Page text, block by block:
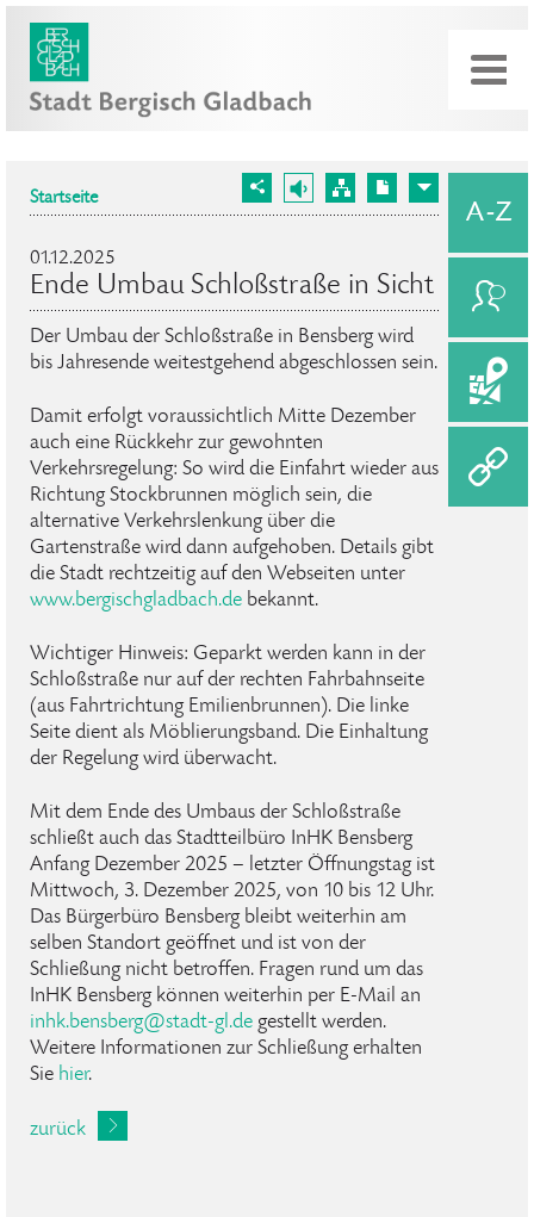
Startseite
01.12.2025
Ende Umbau Schloßstraße in Sicht
Der Umbau der Schloßstraße in Bensberg wird
bis Jahresende weitestgehend abgeschlossen sein.
Damit erfolgt voraussichtlich Mitte Dezember
auch eine Rückkehr zur gewohnten
Verkehrsregelung: So wird die Einfahrt wieder aus
Richtung Stockbrunnen möglich sein, die
alternative Verkehrslenkung über die
Gartenstraße wird dann aufgehoben. Details gibt
die Stadt rechtzeitig auf den Webseiten unter
www.bergischgladbach.de bekannt.
Wichtiger Hinweis: Geparkt werden kann in der
Schloßstraße nur auf der rechten Fahrbahnseite
(aus Fahrtrichtung Emilienbrunnen). Die linke
Seite dient als Möblierungsband. Die Einhaltung
der Regelung wird überwacht.
Mit dem Ende des Umbaus der Schloßstraße
schließt auch das Stadtteilbüro InHK Bensberg
Anfang Dezember 2025 – letzter Öffnungstag ist
Mittwoch, 3. Dezember 2025, von 10 bis 12 Uhr.
Das Bürgerbüro Bensberg bleibt weiterhin am
selben Standort geöffnet und ist von der
Schließung nicht betroffen. Fragen rund um das
InHK Bensberg können weiterhin per E-Mail an
inhk.bensberg@stadt-gl.de gestellt werden.
Weitere Informationen zur Schließung erhalten
Sie hier.
zurück